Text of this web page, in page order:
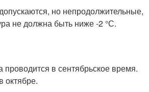
но непродолжительные,
не должна быть ниже -2 °С.
проводится в сентябрьское время.